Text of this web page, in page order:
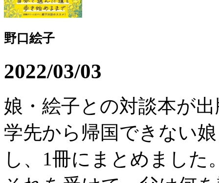
野口絵子
2022/03/03
娘・絵子との対談本が
学先から帰国できない
し、1冊にまとめました